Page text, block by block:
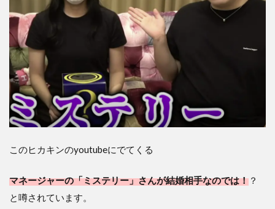
このヒカキンのyoutubeにでてくる
マネージャーの「ミステリー」さんが結婚相手なのでは！ ？
と噂されています。